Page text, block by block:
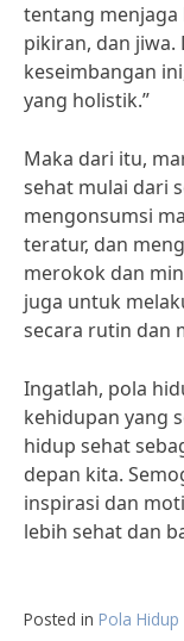
tentang
pikiran, dan jiwa.
keseimbangan
yang holistik.”
Maka dari itu,
sehat mulai dari
mengonsumsi
teratur, dan
merokok dan
juga untuk
secara rutin dan
Ingatlah, pola
kehidupan yang
hidup sehat
depan kita.
inspirasi dan
lebih sehat dan
Posted in Pola Hidup